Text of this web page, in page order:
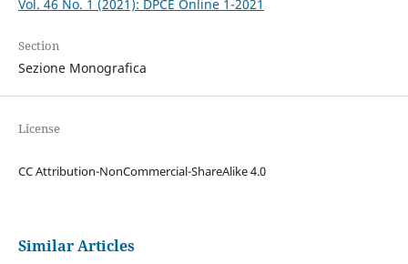
Vol. 46 No. 1 (2021): DPCE Online 1-2021
Section
Sezione Monografica
License
CC Attribution-NonCommercial-ShareAlike 4.0
Similar Articles